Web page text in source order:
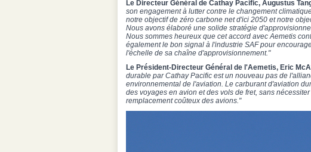
Le Directeur Général de Cathay Pacific, Augustus
son engagement à lutter contre le changement
notre objectif de zéro carbone net d'ici 2050 et notre
Nous avons élaboré une solide stratégie
Nous sommes heureux que cet accord avec Aemetis
également le bon signal à l'industrie SAF pour
l'échelle de sa chaîne d'approvisionnement."
Le Président-Directeur Général de l'Aemetis, Eric
durable par Cathay Pacific est un nouveau pas de
environnemental de l'aviation. Le carburant d'aviation
des voyages en avion et des vols de fret, sans
remplacement coûteux des avions."